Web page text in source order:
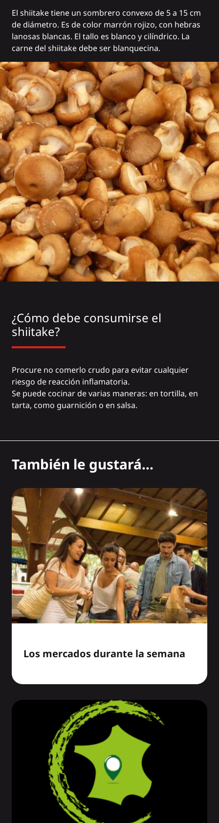
El shiitake tiene un sombrero convexo de 5 a 15 cm
de diámetro. Es de color marrón rojizo, con hebras
lanosas blancas. El tallo es blanco y cilíndrico. La
carne del shiitake debe ser blanquecina.
¿Cómo debe consumirse el
shiitake?
Procure no comerlo crudo para evitar cualquier
riesgo de reacción inflamatoria.
Se puede cocinar de varias maneras: en tortilla, en
tarta, como guarnición o en salsa.
También le gustará...
Los mercados durante la semana